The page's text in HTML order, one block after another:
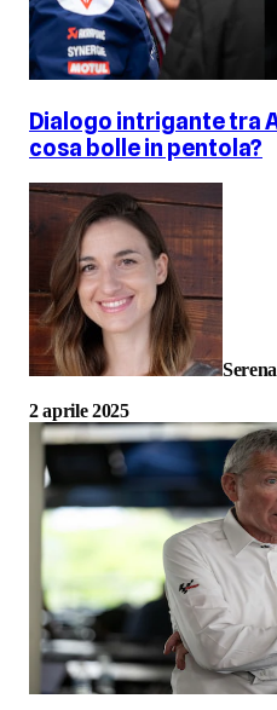
Dialogo intrigante tra
cosa bolle in pentola?
2 aprile 2025